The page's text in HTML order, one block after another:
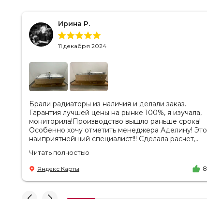
Ирина Р.
11 декабря 2024
Брали радиаторы из наличия и делали заказ.
Гарантия лучшей цены на рынке 100%, я изучала,
мониторила!Производство вышло раньше срока!
Особенно хочу отметить менеджера Аделину! Это
наиприятнейший специалист!!! Сделала расчет,
лучшую цену. Всегда на связи, на все вопросы
есть ответы. Доставка на удобный день, удобное
время! Никаких замечаний, только бесконечное
удовольствие от взаимодействия с ней. Вот это я
Читать полностью
Яндекс Карты 8